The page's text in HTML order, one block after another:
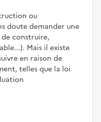
ou
doute demander une
construire,
Mais il existe
en raison de
telles que la loi